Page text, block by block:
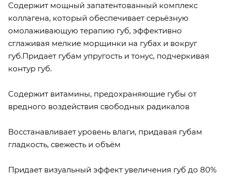
Содержит мощный запатентованный комплекс
коллагена, который обеспечивает серьёзную
омолаживающую терапию губ, эффективно
сглаживая мелкие морщинки на губах и вокруг
губ.Придает губам упругость и тонус, подчеркивая
контур губ.
Содержит витамины, предохраняющие губы от
вредного воздействия свободных радикалов
Восстанавливает уровень влаги, придавая губам
гладкость, свежесть и объём
Придает визуальный эффект увеличения губ до 80%